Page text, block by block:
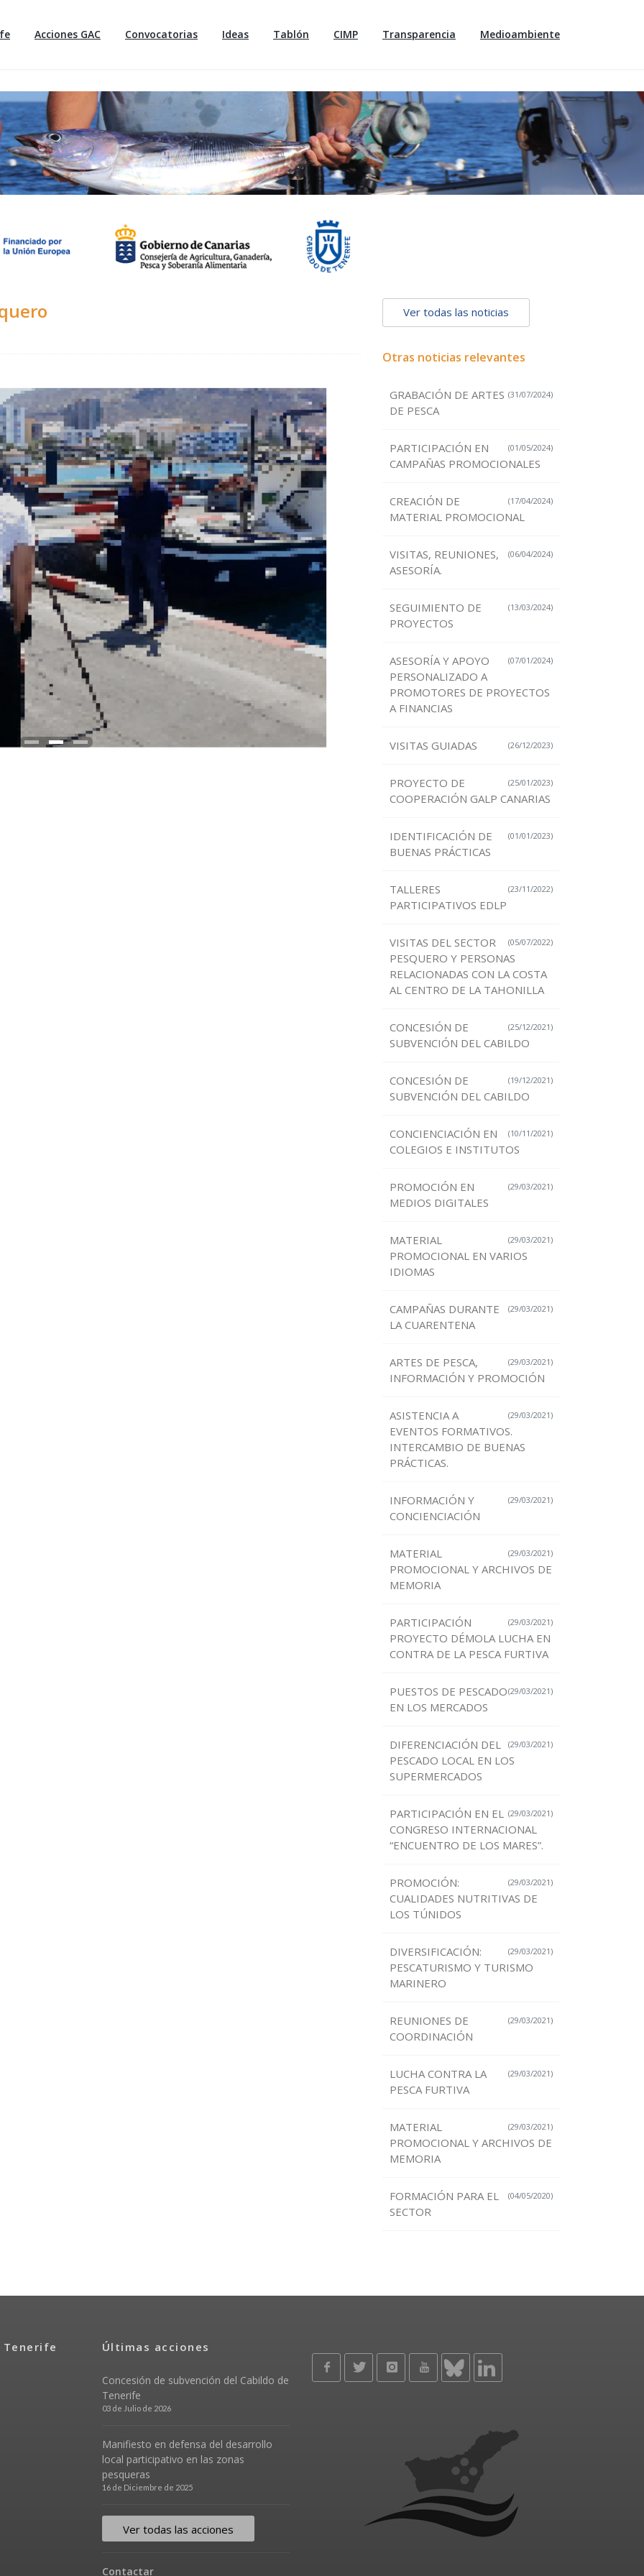
Acciones GAC Convocatorias Ideas Tablón CIMP Transparencia Medioambiente
Ver todas las noticias
Otras noticias relevantes
(31/07/2024)
GRABACIÓN DE ARTES
DE PESCA
(01/05/2024)
PARTICIPACIÓN EN
CAMPAÑAS PROMOCIONALES
(17/04/2024)
CREACIÓN DE
MATERIAL PROMOCIONAL
(06/04/2024)
VISITAS, REUNIONES,
ASESORÍA.
(13/03/2024)
SEGUIMIENTO DE
PROYECTOS
(07/01/2024)
ASESORÍA Y APOYO
PERSONALIZADO A
PROMOTORES DE PROYECTOS
A FINANCIAS
(26/12/2023)
VISITAS GUIADAS
(25/01/2023)
PROYECTO DE
COOPERACIÓN GALP CANARIAS
(01/01/2023)
IDENTIFICACIÓN DE
BUENAS PRÁCTICAS
(23/11/2022)
TALLERES
PARTICIPATIVOS EDLP
(05/07/2022)
VISITAS DEL SECTOR
PESQUERO Y PERSONAS
RELACIONADAS CON LA COSTA
AL CENTRO DE LA TAHONILLA
(25/12/2021)
CONCESIÓN DE
SUBVENCIÓN DEL CABILDO
(19/12/2021)
CONCESIÓN DE
SUBVENCIÓN DEL CABILDO
(10/11/2021)
CONCIENCIACIÓN EN
COLEGIOS E INSTITUTOS
(29/03/2021)
PROMOCIÓN EN
MEDIOS DIGITALES
(29/03/2021)
MATERIAL
PROMOCIONAL EN VARIOS
IDIOMAS
(29/03/2021)
CAMPAÑAS DURANTE
LA CUARENTENA
(29/03/2021)
ARTES DE PESCA,
INFORMACIÓN Y PROMOCIÓN
(29/03/2021)
ASISTENCIA A
EVENTOS FORMATIVOS.
INTERCAMBIO DE BUENAS
PRÁCTICAS.
(29/03/2021)
INFORMACIÓN Y
CONCIENCIACIÓN
(29/03/2021)
MATERIAL
PROMOCIONAL Y ARCHIVOS DE
MEMORIA
(29/03/2021)
PARTICIPACIÓN
PROYECTO DÉMOLA LUCHA EN
CONTRA DE LA PESCA FURTIVA
(29/03/2021)
PUESTOS DE PESCADO
EN LOS MERCADOS
(29/03/2021)
DIFERENCIACIÓN DEL
PESCADO LOCAL EN LOS
SUPERMERCADOS
(29/03/2021)
PARTICIPACIÓN EN EL
CONGRESO INTERNACIONAL
“ENCUENTRO DE LOS MARES”.
(29/03/2021)
PROMOCIÓN:
CUALIDADES NUTRITIVAS DE
LOS TÚNIDOS
(29/03/2021)
DIVERSIFICACIÓN:
PESCATURISMO Y TURISMO
MARINERO
(29/03/2021)
REUNIONES DE
COORDINACIÓN
(29/03/2021)
LUCHA CONTRA LA
PESCA FURTIVA
(29/03/2021)
MATERIAL
PROMOCIONAL Y ARCHIVOS DE
MEMORIA
(04/05/2020)
FORMACIÓN PARA EL
SECTOR
Tenerife Últimas acciones
Concesión de subvención del Cabildo de
Tenerife
03 de Julio de 2026
Manifiesto en defensa del desarrollo
local participativo en las zonas
pesqueras
16 de Diciembre de 2025
Ver todas las acciones
Contactar